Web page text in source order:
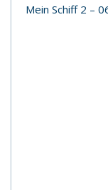
Mein Schiff 2 –